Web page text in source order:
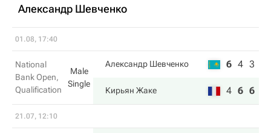
Александр Шевченко
01.08, 17:40
National
Bank Open,
Qualification
Male
Single
Александр Шевченко 6 4 3
Кирьян Жаке 4 6 6
21.07, 12:10